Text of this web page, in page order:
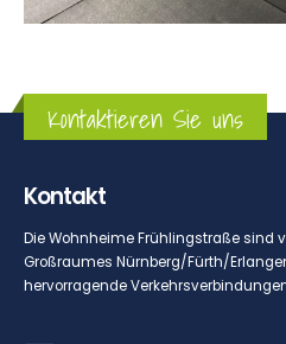
Kontaktieren Sie uns
Kontakt
Die Wohnheime Frühlingstraße sind
Großraumes Nürnberg/Fürth/
hervorragende